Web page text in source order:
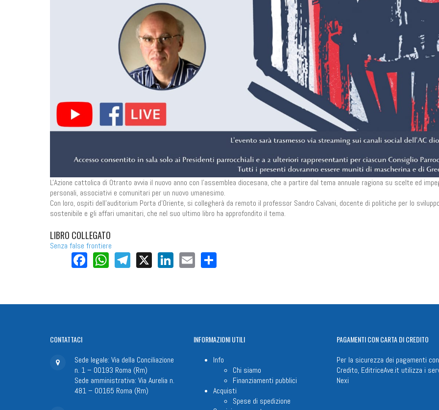
L'Azione cattolica di Otranto avvia il nuovo anno con l'assemblea diocesana, che a partire dal tema annuale ragiona su scelte ed
personali, associativi e comunitari per un nuovo umanesimo.
Con loro, ospiti dell'auditorium Porta d'Oriente, si collegherà da remoto il professor Sandro Calvani, docente di politiche per lo
sostenibile e gli affari umanitari, che nel suo ultimo libro ha approfondito il tema.
LIBRO COLLEGATO
Senza false frontiere
Facebook
WhatsApp
Telegram
X LinkedIn
Email
CONTATTACI
Sede legale: Via della Conciliazione
n. 1 – 00193 Roma (Rm)
Sede amministrativa: Via Aurelia n.
481 – 00165 Roma (Rm)
INFORMAZIONIUTILI
Info
Chi siamo
Finanziamenti pubblici
Acquisti
Spese di spedizione
PAGAMENTICON CARTA DI CREDITO
Per la sicurezza dei pagamenti
Credito, EditriceAve.it utilizza i
Nexi